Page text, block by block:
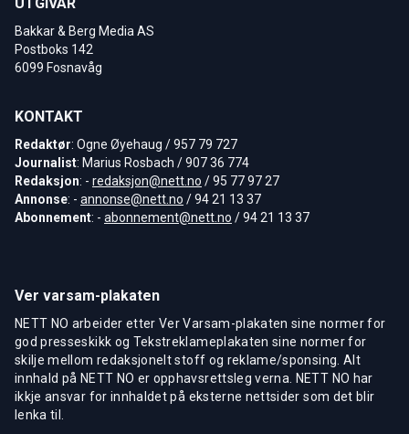
Bakkar & Berg Media AS
Postboks 142
6099 Fosnavåg
KONTAKT
Redaktør: Ogne Øyehaug / 957 79 727
Journalist: Marius Rosbach / 907 36 774
Redaksjon: - redaksjon@nett.no / 95 77 97 27
Annonse: - annonse@nett.no / 94 21 13 37
Abonnement: - abonnement@nett.no / 94 21 13 37
Ver varsam-plakaten
NETT NO arbeider etter Ver Varsam-plakaten sine normer for
god presseskikk og Tekstreklameplakaten sine normer for
skilje mellom redaksjonelt stoff og reklame/sponsing. Alt
innhald på NETT NO er opphavsrettsleg verna. NETT NO har
ikkje ansvar for innhaldet på eksterne nettsider som det blir
lenka til.